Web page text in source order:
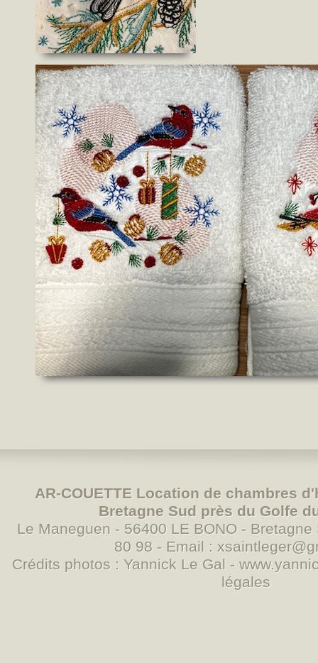
AR-COUETTE Location de chambres
Bretagne Sud près du Golfe
Le Maneguen - 56400 LE BONO -
80 98 - Email :
Crédits photos : Yannick Le Gal -
légales